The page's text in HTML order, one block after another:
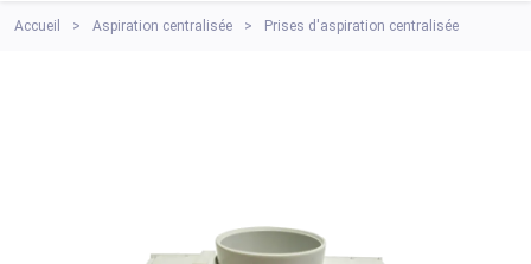
Accueil Aspiration centralisée Prises d'aspiration centralisée